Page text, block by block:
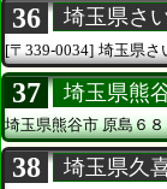
36 埼玉県さ
[〒339-0034] 埼玉県さ
37 埼玉県熊
埼玉県熊谷市原島６８
38 埼玉県久